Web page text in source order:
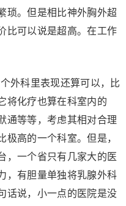
琐。但是相比神外胸外超
比可以说是超高。在工作
外科里表现还算可以，比
将化疗也算在科室内的
通等等，考虑其相对合理
极高的一个科室。但是，
，一个省只有几家大的医
，有胆量单独将乳腺外科
话说，小一点的医院是没